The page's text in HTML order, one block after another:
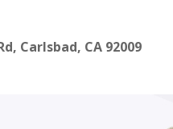
Carlsbad, CA 92009